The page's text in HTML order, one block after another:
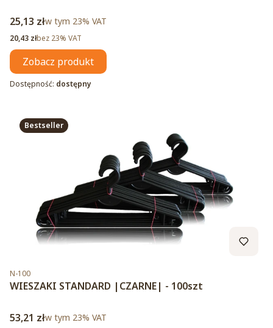
Cena brutto
25,13 złw tym %s VAT
w tym 23% VAT
Cena netto
20,43 złbez 23% VAT
Zobacz produkt
Dostępność: dostępny
Bestseller
Kod produktu
N-100
WIESZAKI STANDARD |CZARNE| - 100szt
Cena brutto
53,21 złw tym %s VAT
w tym 23% VAT